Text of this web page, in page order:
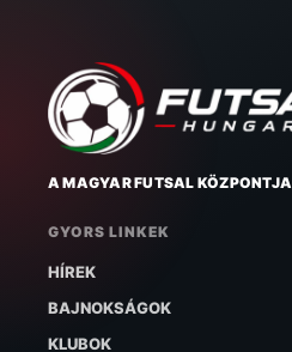
A MAGYAR FUTSAL KÖZPONTJA
GYORS LINKEK
HÍREK
BAJNOKSÁGOK
KLUBOK